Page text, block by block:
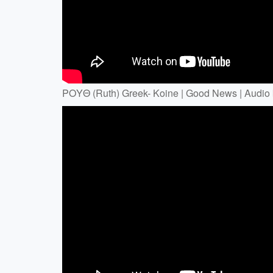
ΡΟΥΘ (Ruth) Greek- Koine | Good News | Audio